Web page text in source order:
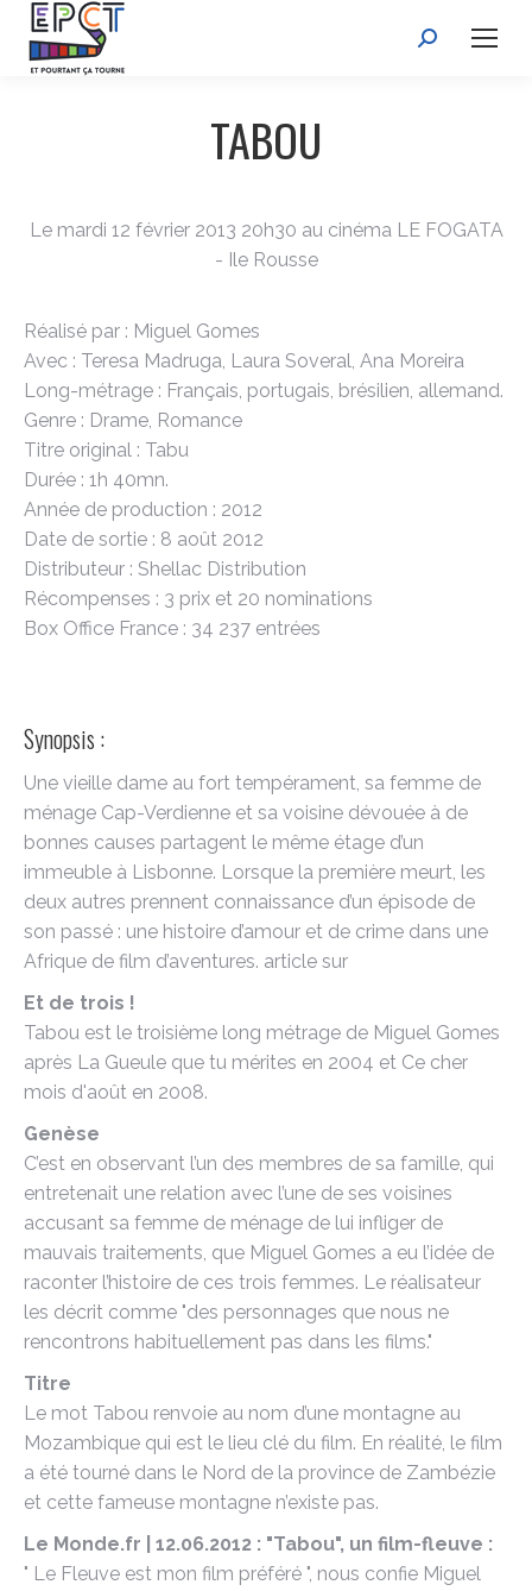
Recherche
TABOU
Le mardi 12 février 2013 20h30 au cinéma LE FOGATA
- Ile Rousse
Réalisé par : Miguel Gomes
Avec : Teresa Madruga, Laura Soveral, Ana Moreira
Long-métrage : Français, portugais, brésilien, allemand.
Genre : Drame, Romance
Titre original : Tabu
Durée : 1h 40mn.
Année de production : 2012
Date de sortie : 8 août 2012
Distributeur : Shellac Distribution
Récompenses : 3 prix et 20 nominations
Box Office France : 34 237 entrées
Synopsis :
Une vieille dame au fort tempérament, sa femme de
ménage Cap-Verdienne et sa voisine dévouée à de
bonnes causes partagent le même étage d’un
immeuble à Lisbonne. Lorsque la première meurt, les
deux autres prennent connaissance d’un épisode de
son passé : une histoire d’amour et de crime dans une
Afrique de film d’aventures. article sur
Et de trois !
Tabou est le troisième long métrage de Miguel Gomes
après La Gueule que tu mérites en 2004 et Ce cher
mois d'août en 2008.
Genèse
C’est en observant l’un des membres de sa famille, qui
entretenait une relation avec l’une de ses voisines
accusant sa femme de ménage de lui infliger de
mauvais traitements, que Miguel Gomes a eu l’idée de
raconter l’histoire de ces trois femmes. Le réalisateur
les décrit comme "des personnages que nous ne
rencontrons habituellement pas dans les films."
Titre
Le mot Tabou renvoie au nom d’une montagne au
Mozambique qui est le lieu clé du film. En réalité, le film
a été tourné dans le Nord de la province de Zambézie
et cette fameuse montagne n’existe pas.
Le Monde.fr | 12.06.2012 : "Tabou", un film-fleuve :
" Le Fleuve est mon film préféré ", nous confie Miguel